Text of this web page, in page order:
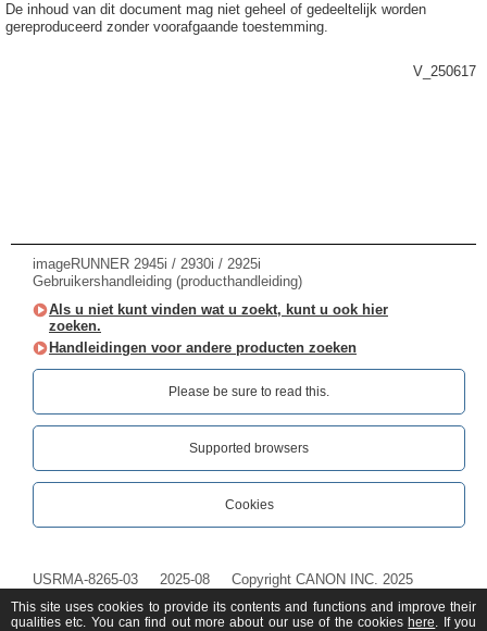
De inhoud van dit document mag niet geheel of gedeeltelijk worden
gereproduceerd zonder voorafgaande toestemming.
V_250617
imageRUNNER 2945i / 2930i / 2925i
Gebruikershandleiding (producthandleiding)
Als u niet kunt vinden wat u zoekt, kunt u ook hier
zoeken.
Handleidingen voor andere producten zoeken
Please be sure to read this.‎
Supported browsers
Cookies
USRMA-8265-03 2025-08 Copyright CANON INC. 2025
This site uses cookies to provide its contents and functions and improve their
qualities etc. You can find out more about our use of the cookies here. If you